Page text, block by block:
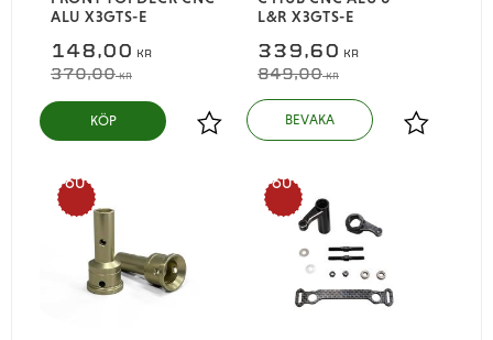
ALU X3GTS-E
148,00 KR
370,00KR
Lägg till i favoriter
KÖP
L&R X3GTS-E
339,60 KR
849,00KR
Lägg till i
60
%
60
%